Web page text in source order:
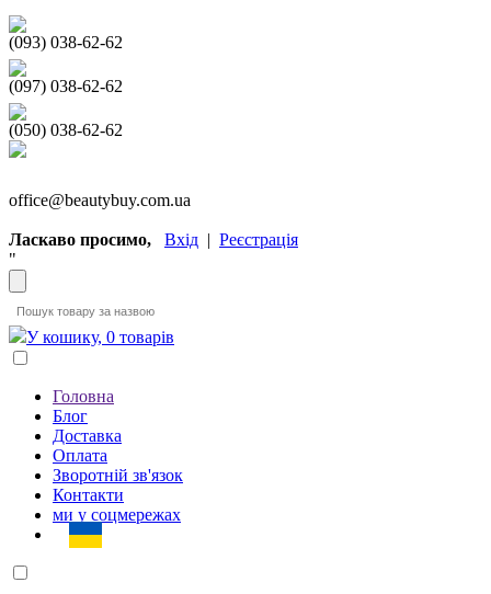
(093) 038-62-62
(097) 038-62-62
(050) 038-62-62
office@beautybuy.com.ua
Ласкаво просимо, Вхід | Реєстрація
"
У кошику, 0 товарів
Головна
Блог
Доставка
Оплата
Зворотній зв'язок
Контакти
ми у соцмережах